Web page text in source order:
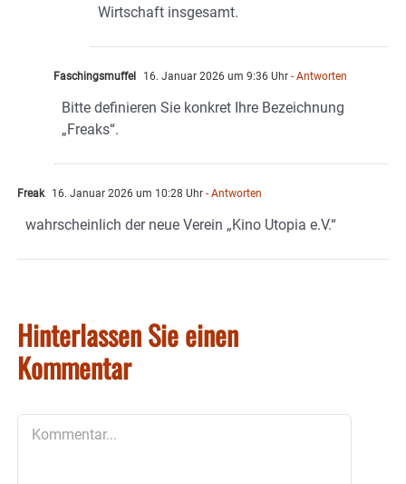
Wirtschaft insgesamt.
Faschingsmuffel 16. Januar 2026 um 9:36 Uhr - Antworten
Bitte definieren Sie konkret Ihre Bezeichnung
„Freaks“.
Freak 16. Januar 2026 um 10:28 Uhr - Antworten
wahrscheinlich der neue Verein „Kino Utopia e.V.“
Hinterlassen Sie einen
Kommentar